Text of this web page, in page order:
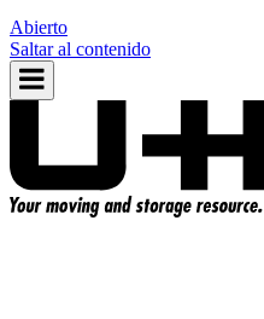
Abierto
Saltar al contenido